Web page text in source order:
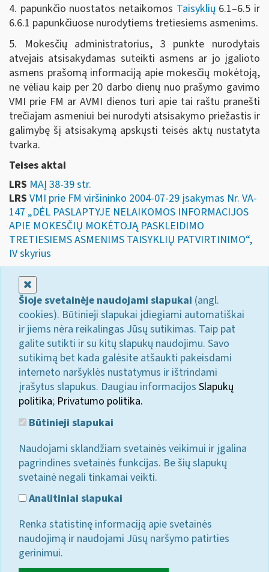
4. papunkčio nuostatos netaikomos Taisyklių 6.1–6.5 ir
6.6.1 papunkčiuose nurodytiems tretiesiems asmenims.
5. Mokesčių administratorius, 3 punkte nurodytais
atvejais atsisakydamas suteikti asmens ar jo įgalioto
asmens prašomą informaciją apie mokesčių mokėtoją,
ne vėliau kaip per 20 darbo dienų nuo prašymo gavimo
VMI prie FM ar AVMI dienos turi apie tai raštu pranešti
trečiajam asmeniui bei nurodyti atsisakymo priežastis ir
galimybę šį atsisakymą apskųsti teisės aktų nustatyta
tvarka.
Teises aktai
LRS MAĮ 38-39 str.
LRS VMI prie FM viršininko 2004-07-29 įsakymas Nr. VA-
147 „DĖL PASLAPTYJE NELAIKOMOS INFORMACIJOS
APIE MOKESČIŲ MOKĖTOJĄ PASKLEIDIMO
TRETIESIEMS ASMENIMS TAISYKLIŲ PATVIRTINIMO“,
IV skyrius
Šioje svetainėje naudojami slapukai (angl.
cookies). Būtinieji slapukai įdiegiami automatiškai
ir jiems nėra reikalingas Jūsų sutikimas. Taip pat
galite sutikti ir su kitų slapukų naudojimu. Savo
sutikimą bet kada galėsite atšaukti pakeisdami
interneto naršyklės nustatymus ir ištrindami
įrašytus slapukus. Daugiau informacijos Slapukų
politika; Privatumo politika.
Būtinieji slapukai
Naudojami sklandžiam svetainės veikimui ir įgalina
pagrindines svetainės funkcijas. Be šių slapukų
svetainė negali tinkamai veikti.
Analitiniai slapukai
Renka statistinę informaciją apie svetainės
naudojimą ir naudojami Jūsų naršymo patirties
gerinimui.